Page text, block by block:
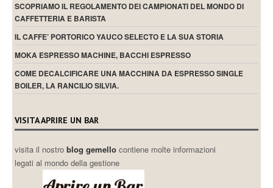
SCOPRIAMO IL REGOLAMENTO DEI CAMPIONATI DEL MONDO DI
CAFFETTERIA E BARISTA
IL CAFFE’ PORTORICO YAUCO SELECTO E LA SUA STORIA
MOKA ESPRESSO MACHINE, BACCHI ESPRESSO
COME DECALCIFICARE UNA MACCHINA DA ESPRESSO SINGLE
BOILER, LA RANCILIO SILVIA.
VISITA APRIRE UN BAR
visita il nostroblog gemellocontiene molte informazioni
legati al mondo della gestione